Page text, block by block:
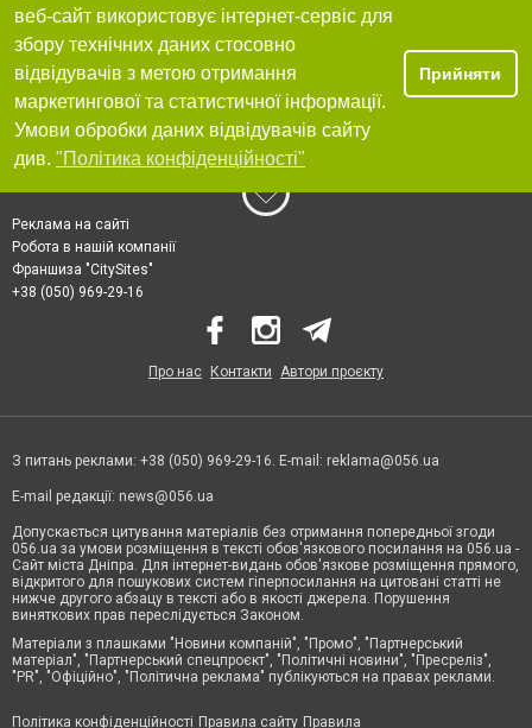
веб-сайт використовує інтернет-сервіс для
збору технічних даних стосовно
відвідувачів з метою отримання
маркетингової та статистичної інформації.
Умови обробки даних відвідувачів сайту
див. "Політика конфіденційності"
Прийняти
Реклама на сайті
Робота в нашій компанії
Франшиза "CitySites"
+38 (050) 969-29-16
Про нас Контакти Автори проєкту
З питань реклами: +38 (050) 969-29-16. E-mail: reklama@056.ua
E-mail редакції: news@056.ua
Допускається цитування матеріалів без отримання попередньої згоди
056.ua за умови розміщення в тексті обов'язкового посилання на 056.ua -
Сайт міста Дніпра. Для інтернет-видань обов'язкове розміщення прямого,
відкритого для пошукових систем гіперпосилання на цитовані статті не
нижче другого абзацу в тексті або в якості джерела. Порушення
виняткових прав переслідується Законом.
Матеріали з плашками "Новини компаній", "Промо", "Партнерський
матеріал", "Партнерський спецпроєкт", "Політичні новини", "Пресреліз",
"PR", "Офіційно", "Політична реклама" публікуються на правах реклами.
Політика конфіденційності Правила сайту Правила